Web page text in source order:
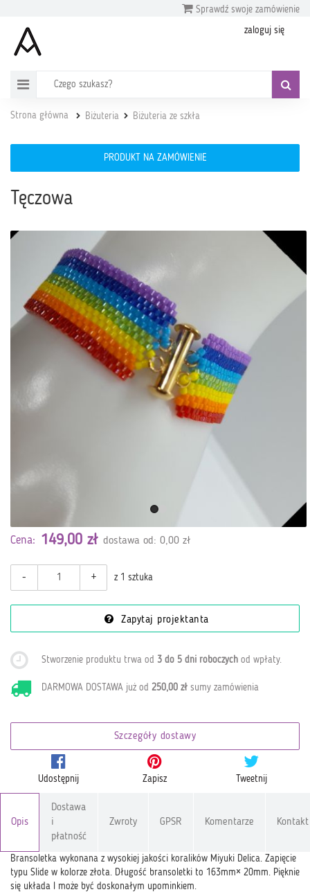
Sprawdź swoje zamówienie
zaloguj się
Strona główna Biżuteria Biżuteria ze szkła
PRODUKT NA ZAMÓWIENIE
Tęczowa
Cena: 149,00 zł dostawa od: 0,00 zł
- + z 1 sztuka
Zapytaj projektanta
Stworzenie produktu trwa od3 do 5 dni roboczych od wpłaty.
DARMOWA DOSTAWA już od250,00 zł sumy zamówienia
Szczegóły dostawy
Udostępnij Zapisz Tweetnij
Opis
Dostawa
i
płatność
Zwroty GPSR Komentarze Kontakt
Bransoletka wykonana z wysokiej jakości koralików Miyuki Delica. Zapięcie
typu Slide w kolorze złota. Długość bransoletki to 163mm× 20mm. Pięknie
się układa I może być doskonałym upominkiem.